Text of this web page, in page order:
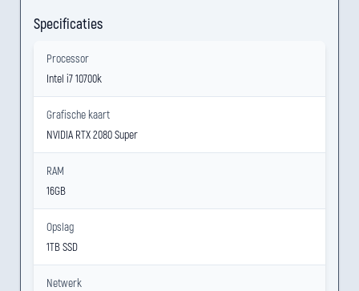
Specificaties
Processor
Intel i7 10700k
Grafische kaart
NVIDIA RTX 2080 Super
RAM
16GB
Opslag
1TB SSD
Netwerk